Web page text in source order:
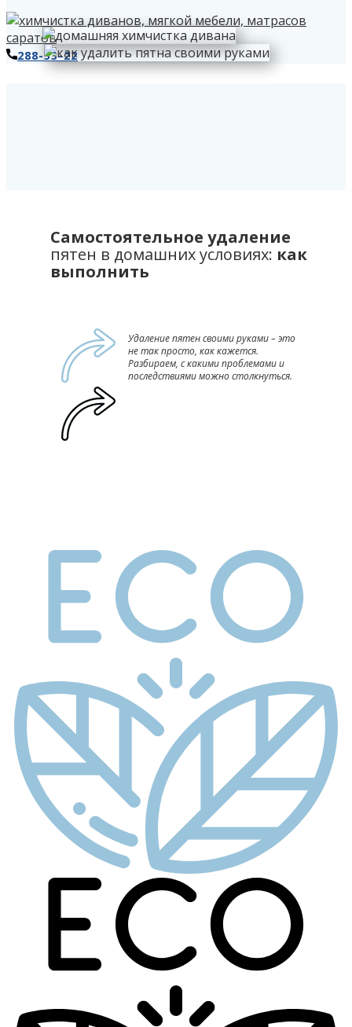
288-53-22
Самостоятельное удаление
пятен в домашних условиях: как
выполнить
Удаление пятен своими руками – это
не так просто, как кажется.
Разбираем, с какими проблемами и
последствиями можно столкнуться.